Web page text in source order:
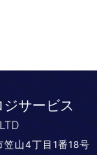
サービス
山4丁目1番18号